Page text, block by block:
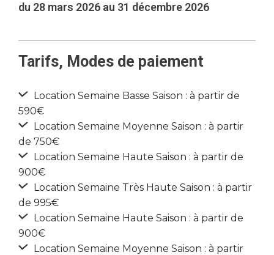
du 28 mars 2026 au 31 décembre 2026
Tarifs, Modes de paiement
Location Semaine Basse Saison : à partir de
590€
Location Semaine Moyenne Saison : à partir
de 750€
Location Semaine Haute Saison : à partir de
900€
Location Semaine Très Haute Saison : à partir
de 995€
Location Semaine Haute Saison : à partir de
900€
Location Semaine Moyenne Saison : à partir